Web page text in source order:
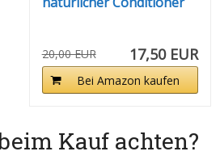
20,00 EUR 17,50 EUR
Bei Amazon kaufen
Kauf achten?